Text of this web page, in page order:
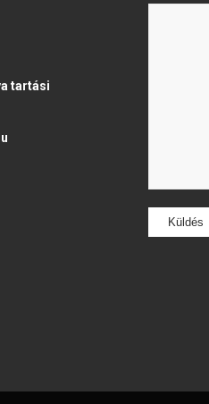
tartási